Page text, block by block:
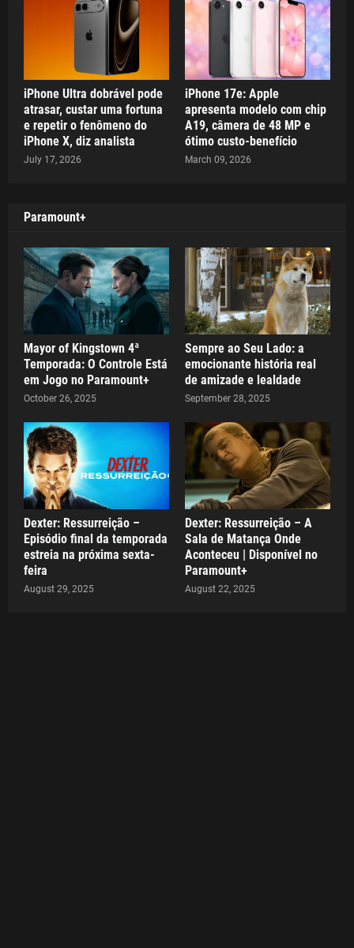
iPhone Ultra dobrável pode
atrasar, custar uma fortuna
e repetir o fenômeno do
iPhone X, diz analista
July 17, 2026
iPhone 17e: Apple
apresenta modelo com chip
A19, câmera de 48 MP e
ótimo custo-benefício
March 09, 2026
Paramount+
Mayor of Kingstown 4ª
Temporada: O Controle Está
em Jogo no Paramount+
October 26, 2025
Sempre ao Seu Lado: a
emocionante história real
de amizade e lealdade
September 28, 2025
Dexter: Ressurreição –
Episódio final da temporada
estreia na próxima sexta-
feira
August 29, 2025
Dexter: Ressurreição – A
Sala de Matança Onde
Aconteceu | Disponível no
Paramount+
August 22, 2025